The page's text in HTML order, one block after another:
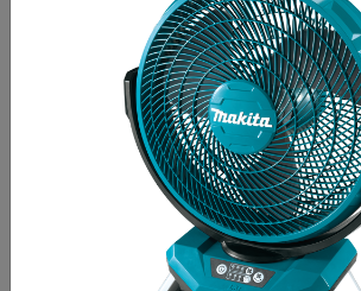
Vissza
Kategóriák
Stihl aprítógépek
Stihl ágvágó gépek
Stihl földfúrógépek